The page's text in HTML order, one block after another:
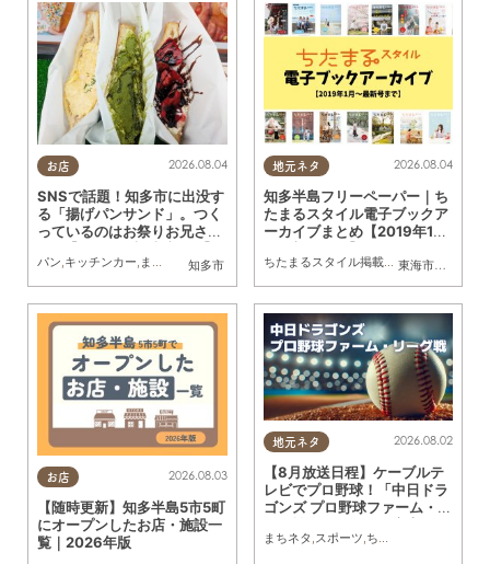
お店
知多市
2026.08.04
SNSで話題！知多市に出没す
る「揚げパンサンド」。つく
っているのはお祭りお兄さ
パン,キッチンカー, まちネタ ,ちたまる調査隊,行ってみたレポ
地元ネタ
東海市大府市
2026.08.04
知多半島フリーペーパー｜ち
たまるスタイル電子ブックア
ーカイブまとめ【2019年1月
ちたまるスタイル掲載店 ,まとめ記事
お店 2026.08.03
【随時更新】知多半島5市5町
にオープンしたお店・施設一
覧｜2026年版
地元ネタ 2026.08.02
【8月放送日程】ケーブルテ
レビでプロ野球！「中日ドラ
ゴンズ プロ野球ファーム・リ
まちネタ ,スポーツ,ちたまる広告